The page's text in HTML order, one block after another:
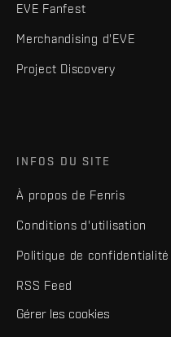
EVE Fanfest
Merchandising d'EVE
Project Discovery
INFOS DU SITE
À propos de Fenris
Conditions d'utilisation
Politique de confidentialité
RSS Feed
Gérer les cookies